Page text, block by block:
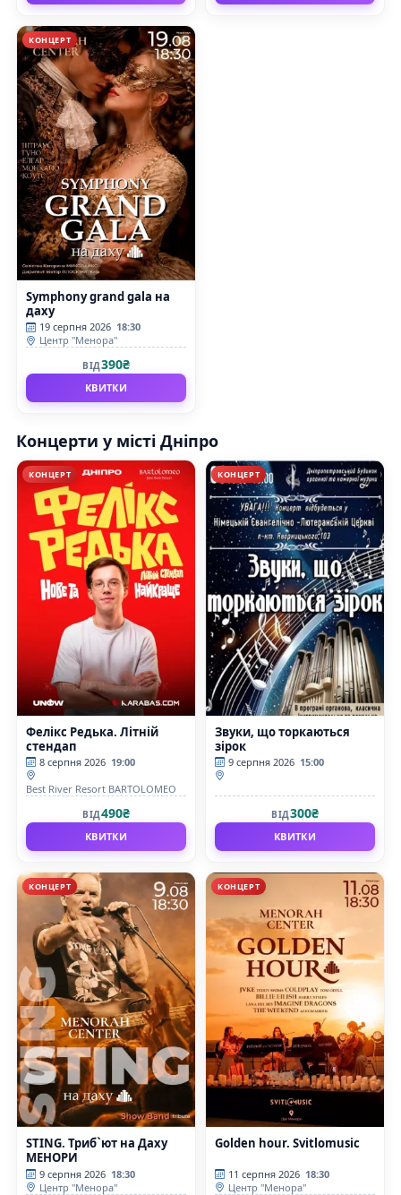
КОНЦЕРТ
Symphony grand gala на
даху
19 серпня 2026 18:30
Центр "Менора"
ВІД390₴
КВИТКИ
Концерти у місті Дніпро
КОНЦЕРТ
Фелікс Редька. Літній
стендап
8 серпня 2026 19:00
Best River Resort BARTOLOMEO
ВІД490₴
КВИТКИ
КОНЦЕРТ
Звуки, що торкаються
зірок
9 серпня 2026 15:00
ВІД300₴
КВИТКИ
КОНЦЕРТ
STING. Триб`ют на Даху
МЕНОРИ
9 серпня 2026 18:30
Центр "Менора"
КОНЦЕРТ
Golden hour. Svitlomusic
11 серпня 2026 18:30
Центр "Менора"